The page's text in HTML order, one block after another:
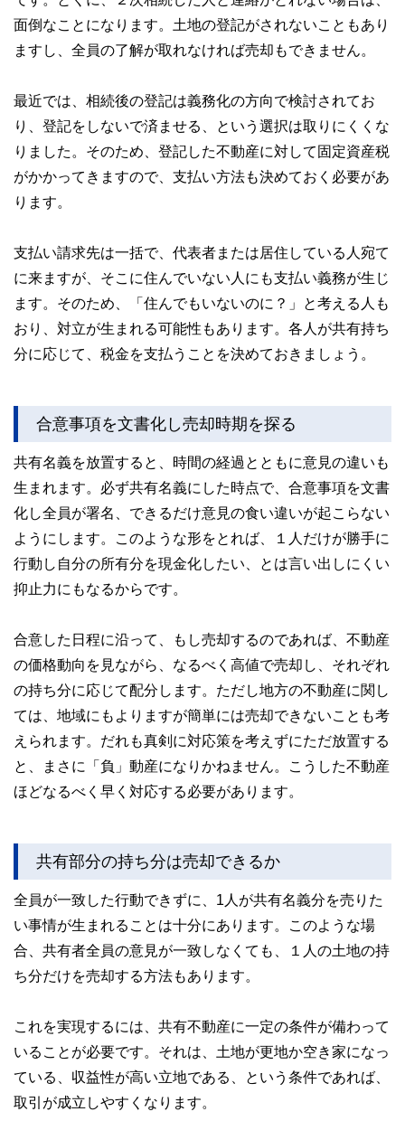
面倒なことになります。土地の登記がされないこともあり
ますし、全員の了解が取れなければ売却もできません。
最近では、相続後の登記は義務化の方向で検討されてお
り、登記をしないで済ませる、という選択は取りにくくな
りました。そのため、登記した不動産に対して固定資産税
がかかってきますので、支払い方法も決めておく必要があ
ります。
支払い請求先は一括で、代表者または居住している人宛て
に来ますが、そこに住んでいない人にも支払い義務が生じ
ます。そのため、「住んでもいないのに？」と考える人も
おり、対立が生まれる可能性もあります。各人が共有持ち
分に応じて、税金を支払うことを決めておきましょう。
合意事項を文書化し売却時期を探る
共有名義を放置すると、時間の経過とともに意見の違いも
生まれます。必ず共有名義にした時点で、合意事項を文書
化し全員が署名、できるだけ意見の食い違いが起こらない
ようにします。このような形をとれば、１人だけが勝手に
行動し自分の所有分を現金化したい、とは言い出しにくい
抑止力にもなるからです。
合意した日程に沿って、もし売却するのであれば、不動産
の価格動向を見ながら、なるべく高値で売却し、それぞれ
の持ち分に応じて配分します。ただし地方の不動産に関し
ては、地域にもよりますが簡単には売却できないことも考
えられます。だれも真剣に対応策を考えずにただ放置する
と、まさに「負」動産になりかねません。こうした不動産
ほどなるべく早く対応する必要があります。
共有部分の持ち分は売却できるか
全員が一致した行動できずに、1人が共有名義分を売りた
い事情が生まれることは十分にあります。このような場
合、共有者全員の意見が一致しなくても、１人の土地の持
ち分だけを売却する方法もあります。
これを実現するには、共有不動産に一定の条件が備わって
いることが必要です。それは、土地が更地か空き家になっ
ている、収益性が高い立地である、という条件であれば、
取引が成立しやすくなります。